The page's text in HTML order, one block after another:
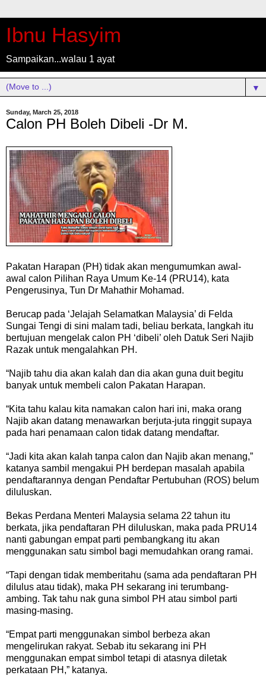
Ibnu Hasyim
Sampaikan...walau 1 ayat
▼
Sunday, March 25, 2018
Calon PH Boleh Dibeli -Dr M.
Pakatan Harapan (PH) tidak akan mengumumkan awal-
awal calon Pilihan Raya Umum Ke-14 (PRU14), kata
Pengerusinya, Tun Dr Mahathir Mohamad.
Berucap pada ‘Jelajah Selamatkan Malaysia’ di Felda
Sungai Tengi di sini malam tadi, beliau berkata, langkah itu
bertujuan mengelak calon PH ‘dibeli’ oleh Datuk Seri Najib
Razak untuk mengalahkan PH.
“Najib tahu dia akan kalah dan dia akan guna duit begitu
banyak untuk membeli calon Pakatan Harapan.
“Kita tahu kalau kita namakan calon hari ini, maka orang
Najib akan datang menawarkan berjuta-juta ringgit supaya
pada hari penamaan calon tidak datang mendaftar.
“Jadi kita akan kalah tanpa calon dan Najib akan menang,”
katanya sambil mengakui PH berdepan masalah apabila
pendaftarannya dengan Pendaftar Pertubuhan (ROS) belum
diluluskan.
Bekas Perdana Menteri Malaysia selama 22 tahun itu
berkata, jika pendaftaran PH diluluskan, maka pada PRU14
nanti gabungan empat parti pembangkang itu akan
menggunakan satu simbol bagi memudahkan orang ramai.
“Tapi dengan tidak memberitahu (sama ada pendaftaran PH
dilulus atau tidak), maka PH sekarang ini terumbang-
ambing. Tak tahu nak guna simbol PH atau simbol parti
masing-masing.
“Empat parti menggunakan simbol berbeza akan
mengelirukan rakyat. Sebab itu sekarang ini PH
menggunakan empat simbol tetapi di atasnya diletak
perkataan PH,” katanya.